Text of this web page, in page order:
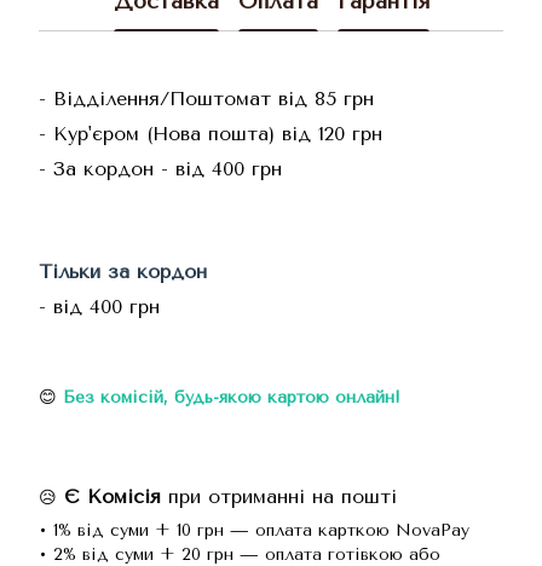
- Відділення/Поштомат від 85 грн
- Кур'єром (Нова пошта) від 120 грн
- За кордон - від 400 грн
Тільки за кордон
- від 400 грн
😊 Без комісій, будь-якою картою онлайн!
😥 Є Комісія при отриманні на пошті
• 1% від суми + 10 грн — оплата карткою NovaPay
• 2% від суми + 20 грн — оплата готівкою або